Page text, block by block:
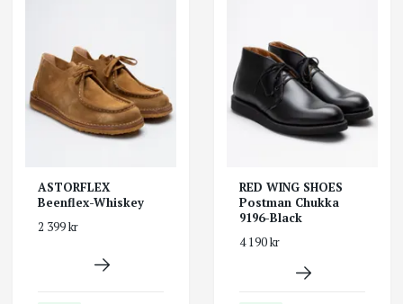
ASTORFLEX
Beenflex-Whiskey
2 399 kr
RED WING SHOES
Postman Chukka
9196-Black
4 190 kr